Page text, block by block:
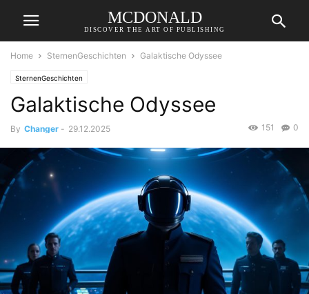
MCDONALD
DISCOVER THE ART OF PUBLISHING
Home SternenGeschichten Galaktische Odyssee
SternenGeschichten
Galaktische Odyssee
By Changer - 29.12.2025 0
151